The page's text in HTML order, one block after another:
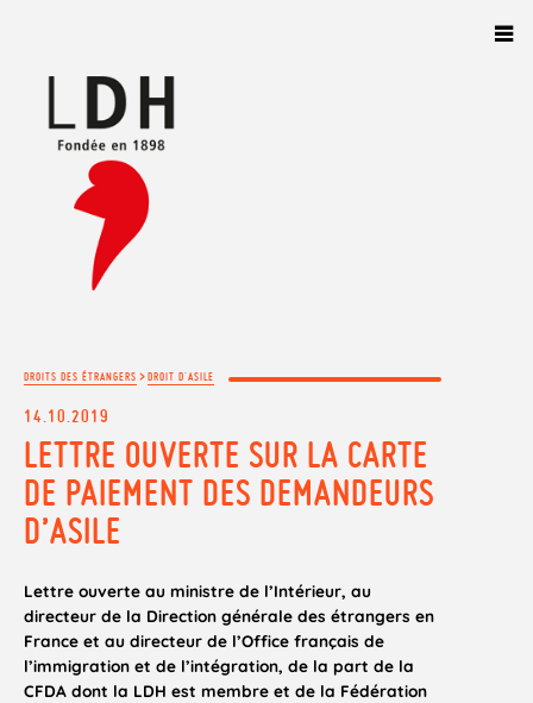
DROITS DES ÉTRANGERS >DROIT D'ASILE
14.10.2019
LETTRE OUVERTE SUR LA CARTE
DE PAIEMENT DES DEMANDEURS
D’ASILE
Lettre ouverte au ministre de l’Intérieur, au
directeur de la Direction générale des étrangers en
France et au directeur de l’Office français de
l’immigration et de l’intégration, de la part de la
CFDA dont la LDH est membre et de la Fédération